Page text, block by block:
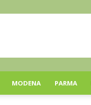
MODENA PARMA